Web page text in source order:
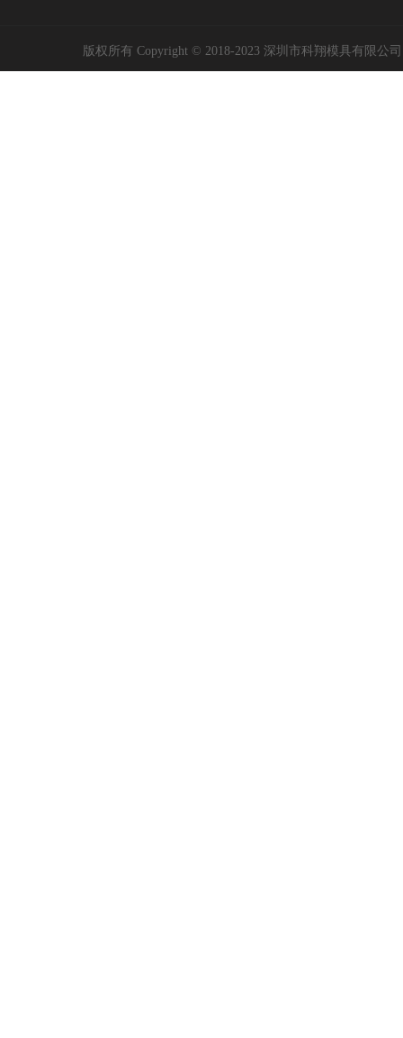
版权所有 Copyright © 2018-2023 深圳市科翔模具有限公